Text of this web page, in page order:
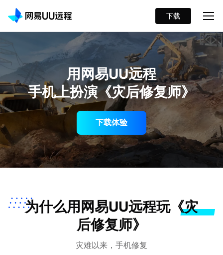
下载
用网易UU远程
手机上扮演《灾后修复师》
下载体验
为什么用网易UU远程玩《灾
后修复师》
灾难以来，手机修复